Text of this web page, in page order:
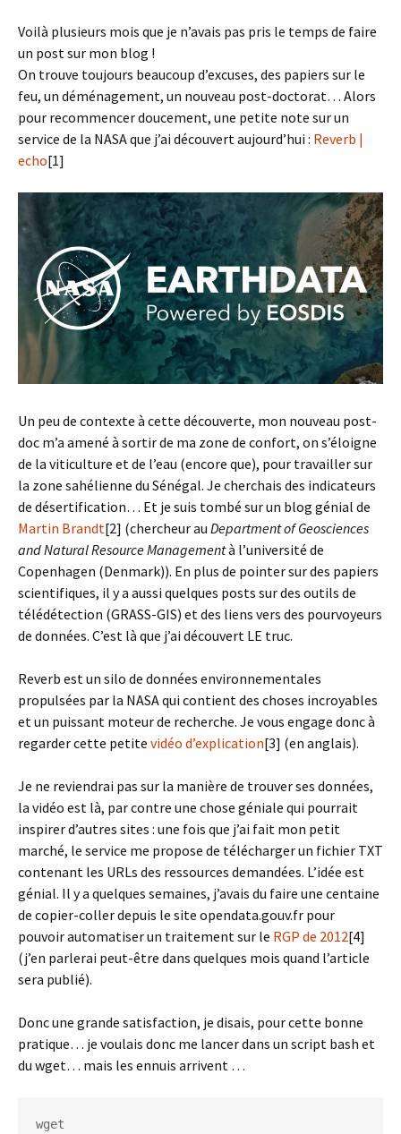
Voilà plusieurs mois que je n’avais pas pris le temps de faire
un post sur mon blog !
On trouve toujours beaucoup d’excuses, des papiers sur le
feu, un déménagement, un nouveau post-doctorat… Alors
pour recommencer doucement, une petite note sur un
service de la NASA que j’ai découvert aujourd’hui : Reverb |
echo[1]
Un peu de contexte à cette découverte, mon nouveau post-
doc m’a amené à sortir de ma zone de confort, on s’éloigne
de la viticulture et de l’eau (encore que), pour travailler sur
la zone sahélienne du Sénégal. Je cherchais des indicateurs
de désertification… Et je suis tombé sur un blog génial de
Martin Brandt[2] (chercheur au Department of Geosciences
and Natural Resource Managementà l’université de
Copenhagen (Denmark)). En plus de pointer sur des papiers
scientifiques, il y a aussi quelques posts sur des outils de
télédétection (GRASS-GIS) et des liens vers des pourvoyeurs
de données. C’est là que j’ai découvert LE truc.
Reverb est un silo de données environnementales
propulsées par la NASA qui contient des choses incroyables
et un puissant moteur de recherche. Je vous engage donc à
regarder cette petite vidéo d’explication[3] (en anglais).
Je ne reviendrai pas sur la manière de trouver ses données,
la vidéo est là, par contre une chose géniale qui pourrait
inspirer d’autres sites : une fois que j’ai fait mon petit
marché, le service me propose de télécharger un fichier TXT
contenant les URLs des ressources demandées. L’idée est
génial. Il y a quelques semaines, j’avais du faire une centaine
de copier-coller depuis le site opendata.gouv.fr pour
pouvoir automatiser un traitement sur le RGP de 2012[4]
(j’en parlerai peut-être dans quelques mois quand l’article
sera publié).
Donc une grande satisfaction, je disais, pour cette bonne
pratique… je voulais donc me lancer dans un script bash et
du wget… mais les ennuis arrivent …
wget